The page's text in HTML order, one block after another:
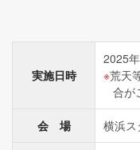
実施日時
2025
荒天
合が
会 場 横浜ス